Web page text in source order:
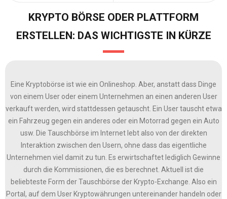
KRYPTO BÖRSE ODER PLATTFORM
ERSTELLEN: DAS WICHTIGSTE IN KÜRZE
Eine Kryptobörse ist wie ein Onlineshop. Aber, anstatt dass Dinge
von einem User oder einem Unternehmen an einen anderen User
verkauft werden, wird stattdessen getauscht. Ein User tauscht etwa
ein Fahrzeug gegen ein anderes oder ein Motorrad gegen ein Auto
usw. Die Tauschbörse im Internet lebt also von der direkten
Interaktion zwischen den Usern, ohne dass das eigentliche
Unternehmen viel damit zu tun. Es erwirtschaftet lediglich Gewinne
durch die Kommissionen, die es berechnet. Aktuell ist die
beliebteste Form der Tauschbörse der Krypto-Exchange. Also ein
Portal, auf dem User Kryptowährungen untereinander handeln oder